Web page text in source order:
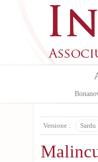
Versione : Sardu